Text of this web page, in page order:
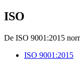
ISO
De ISO 9001:2015
ISO 9001:2015